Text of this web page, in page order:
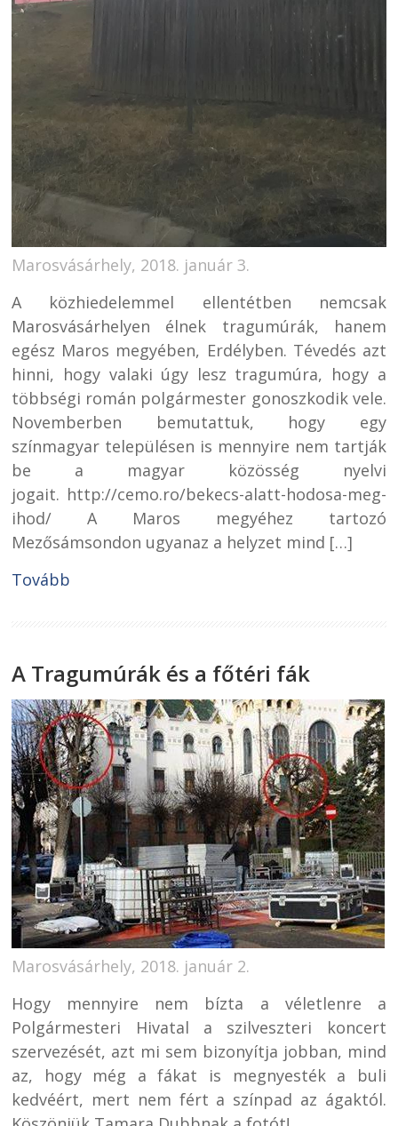
Marosvásárhely, 2018. január 3.
A közhiedelemmel ellentétben nemcsak
Marosvásárhelyen élnek tragumúrák, hanem
egész Maros megyében, Erdélyben. Tévedés azt
hinni, hogy valaki úgy lesz tragumúra, hogy a
többségi román polgármester gonoszkodik vele.
Novemberben bemutattuk, hogy egy
színmagyar településen is mennyire nem tartják
be a magyar közösség nyelvi
jogait. http://cemo.ro/bekecs-alatt-hodosa-meg-
ihod/ A Maros megyéhez tartozó
Mezősámsondon ugyanaz a helyzet mind […]
Tovább
A Tragumúrák és a főtéri fák
Marosvásárhely, 2018. január 2.
Hogy mennyire nem bízta a véletlenre a
Polgármesteri Hivatal a szilveszteri koncert
szervezését, azt mi sem bizonyítja jobban, mind
az, hogy még a fákat is megnyesték a buli
kedvéért, mert nem fért a színpad az ágaktól.